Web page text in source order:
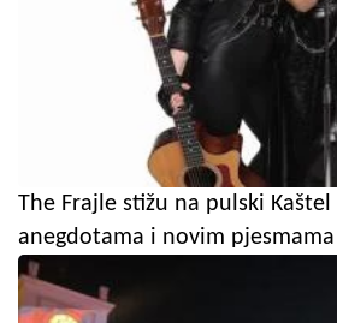
The Frajle stižu na pulski
anegdotama i novim pjesmama